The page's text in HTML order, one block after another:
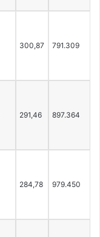
300,87 791.309
291,46 897.364
284,78 979.450